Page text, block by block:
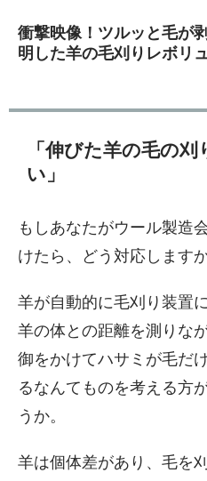
衝撃映像！ツルッと毛が
明した羊の毛刈りレボリ
「伸びた羊の毛の
い」
もしあなたがウール製造
けたら、どう対応します
羊が自動的に毛刈り装置
羊の体との距離を測りな
御をかけてハサミが毛だ
るなんてものを考える方
うか。
羊は個体差があり、毛を